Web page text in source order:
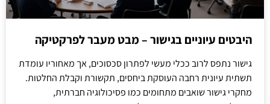
היבטים עיוניים בגישור – מבט מעבר לפרקטיקה
גישור נתפס לרוב ככלי מעשי לפתרון סכסוכים, אך מאחוריו עומדת
תשתית עיונית רחבה העוסקת ביחסים, תקשורת וקבלת החלטות.
מחקרי גישור שואבים מתחומים כמו פסיכולוגיה חברתית,